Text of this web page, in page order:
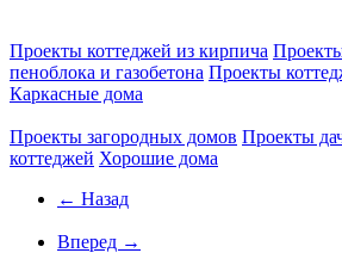
Проекты коттеджей из кирпича
пеноблока и газобетона Проекты
Каркасные дома
Проекты загородных домов Проекты
коттеджей Хорошие дома
← Назад
Вперед →